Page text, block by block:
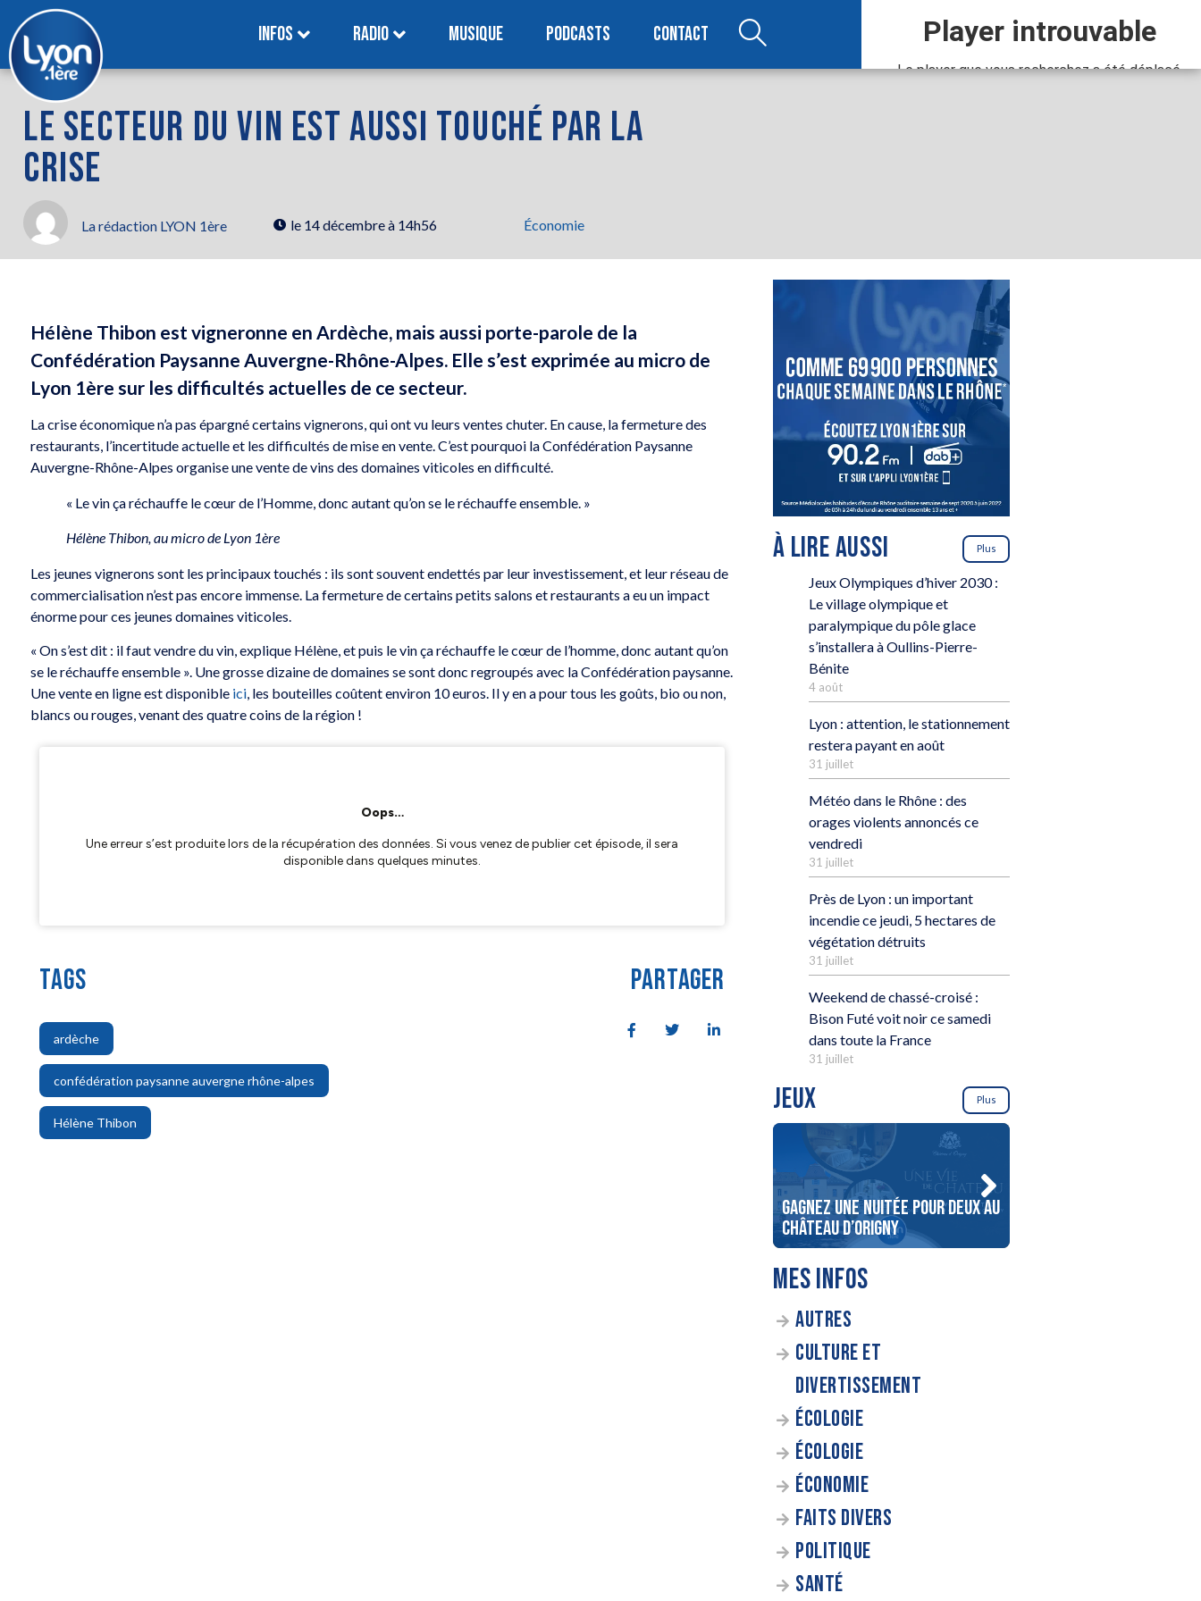
INFOS RADIO MUSIQUE PODCASTS CONTACT
LE SECTEUR DU VIN EST AUSSI TOUCHÉ PAR LA
CRISE
La rédaction LYON 1ère le 14 décembre à 14h56 Économie
Hélène Thibon est vigneronne en Ardèche, mais aussi porte-parole de la
Confédération Paysanne Auvergne-Rhône-Alpes. Elle s’est exprimée au micro de
Lyon 1ère sur les difficultés actuelles de ce secteur.
La crise économique n’a pas épargné certains vignerons, qui ont vu leurs ventes chuter. En cause, la fermeture des
restaurants, l’incertitude actuelle et les difficultés de mise en vente. C’est pourquoi la Confédération Paysanne
Auvergne-Rhône-Alpes organise une vente de vins des domaines viticoles en difficulté.
« Le vin ça réchauffe le cœur de l’Homme, donc autant qu’on se le réchauffe ensemble. »
Hélène Thibon, au micro de Lyon 1ère
Les jeunes vignerons sont les principaux touchés : ils sont souvent endettés par leur investissement, et leur réseau de
commercialisation n’est pas encore immense. La fermeture de certains petits salons et restaurants a eu un impact
énorme pour ces jeunes domaines viticoles.
« On s’est dit : il faut vendre du vin, explique Hélène, et puis le vin ça réchauffe le cœur de l’homme, donc autant qu’on
se le réchauffe ensemble ». Une grosse dizaine de domaines se sont donc regroupés avec la Confédération paysanne.
Une vente en ligne est disponible ici, les bouteilles coûtent environ 10 euros. Il y en a pour tous les goûts, bio ou non,
blancs ou rouges, venant des quatre coins de la région !
TAGS
ardèche
confédération paysanne auvergne rhône-alpes
Hélène Thibon
PARTAGER
À LIRE AUSSI Plus
Jeux Olympiques d’hiver 2030 :
Le village olympique et
paralympique du pôle glace
s’installera à Oullins-Pierre-
Bénite
4 août
Lyon : attention, le stationnement
restera payant en août
31 juillet
Météo dans le Rhône : des
orages violents annoncés ce
vendredi
31 juillet
Près de Lyon : un important
incendie ce jeudi, 5 hectares de
végétation détruits
31 juillet
Weekend de chassé-croisé :
Bison Futé voit noir ce samedi
dans toute la France
31 juillet
JEUX Plus
Gagnez une nuitée pour deux au
Château d’Origny
MES INFOS
AUTRES
CULTURE ET
DIVERTISSEMENT
ÉCOLOGIE
ÉCOLOGIE
ÉCONOMIE
FAITS DIVERS
POLITIQUE
SANTÉ